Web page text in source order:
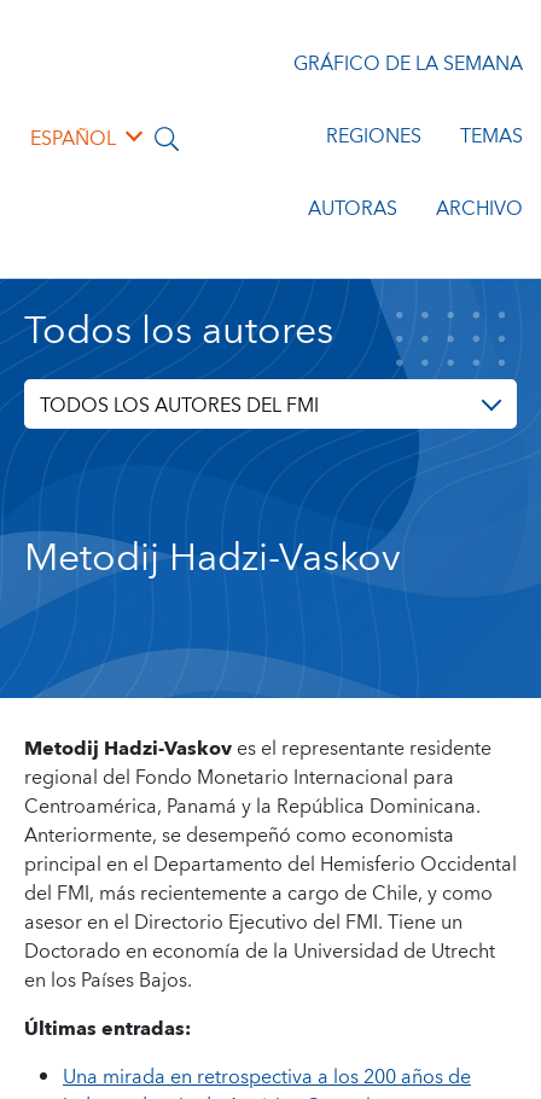
ESPAÑOL
GRÁFICO DE LA SEMANA
REGIONES TEMAS
AUTORAS ARCHIVO
Todos los autores
TODOS LOS AUTORES DEL FMI
Metodij Hadzi-Vaskov
Metodij Hadzi-Vaskoves el representante residente
regional del Fondo Monetario Internacional para
Centroamérica, Panamá y la República Dominicana.
Anteriormente, se desempeñó como economista
principal en el Departamento del Hemisferio Occidental
del FMI, más recientemente a cargo de Chile, y como
asesor en el Directorio Ejecutivo del FMI. Tiene un
Doctorado en economía de la Universidad de Utrecht
en los Países Bajos.
Últimas entradas:
Una mirada en retrospectiva a los 200 años de